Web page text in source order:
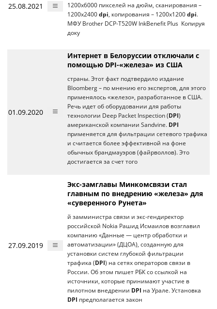
25.08.2021
1200х6000 пикселей на дюйм, сканирования –
1200х2400 dpi, копирования – 1200х1200 dpi.
МФУ Brother DCP-T520W InkBenefit Plus Копируя
доку
01.09.2020
Интернет в Белоруссии отключали с
помощью DPI-«железа» из США
страны. Этот факт подтвердило издание
Bloomberg – по мнению его экспертов, для этого
применялось «железо», разработанное в США.
Речь идет об оборудовании для работы
технологии Deep Packet Inspection (DPI)
американской компании Sandvine. DPI
применяется для фильтрации сетевого трафика
и считается более эффективной на фоне
обычных брандмауэров (файрволлов). Это
достигается за счет того
27.09.2019
Экс-замглавы Минкомсвязи стал
главным по внедрению «железа» для
«суверенного Рунета»
й замминистра связи и экс-гендиректор
российской Nokia Рашид Исмаилов возглавил
компанию «Данные — центр обработки и
автоматизации» (ДЦОА), созданную для
установки систем глубокой фильтрации
трафика (DPI) на сетях операторов связи в
России. Об этом пишет РБК со ссылкой на
источники, которые принимают участие в
пилотном внедрении DPI на Урале. Установка
DPI предполагается закон